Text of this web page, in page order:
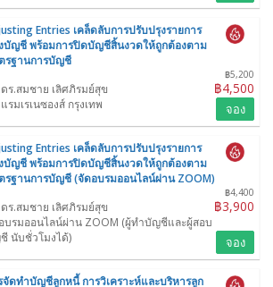
Entries เคล็ดลับการปรับปรุงรายการ
บัญชี พร้อมการปิดบัญชีสิ้นงวดให้ถูกต้องตาม
รฐานการบัญชี
฿5,200
฿4,500
ร.สมชาย เลิศภิรมย์สุข
รมเรเนซองส์ กรุงเทพ
จอง
Entries เคล็ดลับการปรับปรุงรายการ
บัญชี พร้อมการปิดบัญชีสิ้นงวดให้ถูกต้องตาม
รฐานการบัญชี (จัดอบรมออนไลน์ผ่าน ZOOM)
฿4,400
฿3,900
ร.สมชาย เลิศภิรมย์สุข
บรมออนไลน์ผ่าน ZOOM (ผู้ทำบัญชีและผู้สอบ
นับชั่วโมงได้)
จอง
จัดทำบัญชีลูกหนี้ การวิเคราะห์และบริหารลูก